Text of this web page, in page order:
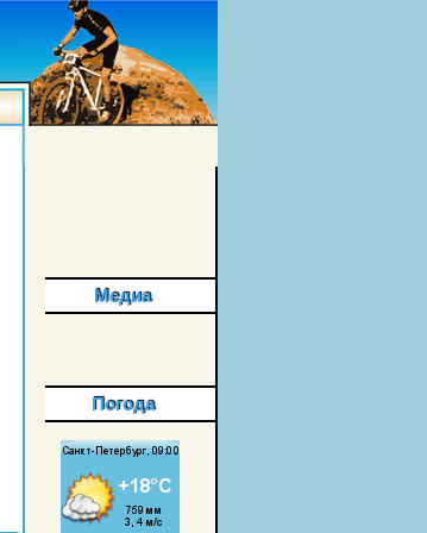
Медиа
Погода